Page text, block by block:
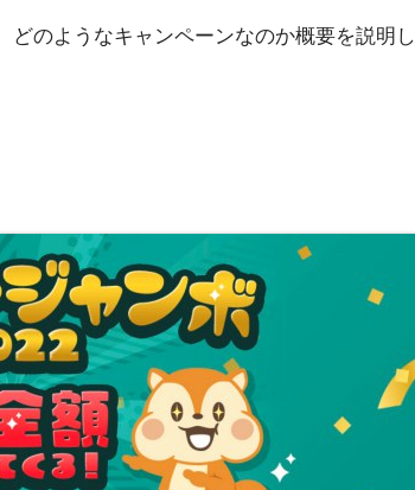
のようなキャンペーンなのか概要を説明し